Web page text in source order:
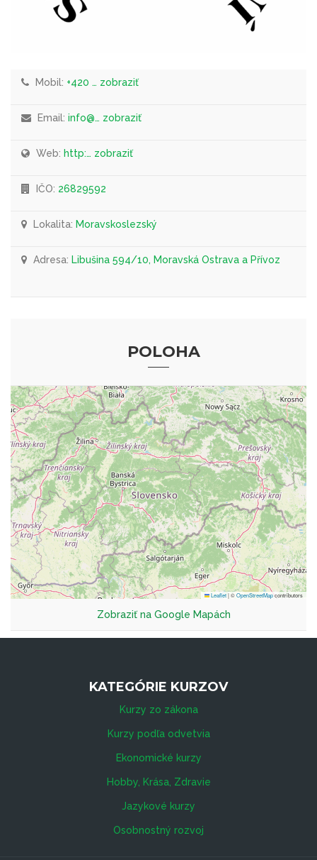
Mobil: +420 … zobraziť
Email: info@… zobraziť
Web: http:… zobraziť
IČO: 26829592
Lokalita: Moravskoslezský
Adresa: Libušina 594/10, Moravská Ostrava a Přívoz
POLOHA
Leaflet|©OpenStreetMapcontributors
Zobraziť na Google Mapách
KATEGÓRIE KURZOV
Kurzy zo zákona
Kurzy podľa odvetvia
Ekonomické kurzy
Hobby, Krása, Zdravie
Jazykové kurzy
Osobnostný rozvoj